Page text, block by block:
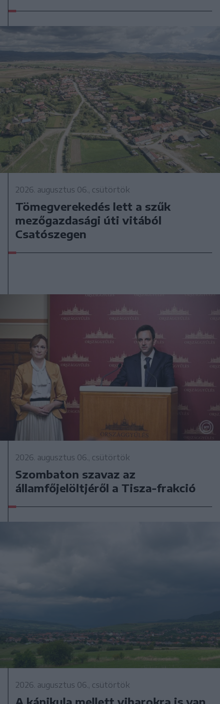
2026. augusztus 06., csütörtök
Tömegverekedés lett a szűk
mezőgazdasági úti vitából
Csatószegen
2026. augusztus 06., csütörtök
Szombaton szavaz az
államfőjelöltjéről a Tisza-frakció
2026. augusztus 06., csütörtök